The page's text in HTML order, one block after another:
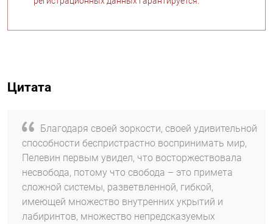
Цитата
Благодаря своей зоркости, своей удивительной
способности беспристрастно воспринимать мир,
Пелевин первым увидел, что восторжествовала
несвобода, потому что свобода – это примета
сложной системы, разветвленной, гибкой,
имеющей множество внутренних укрытий и
лабиринтов, множество непредсказуемых